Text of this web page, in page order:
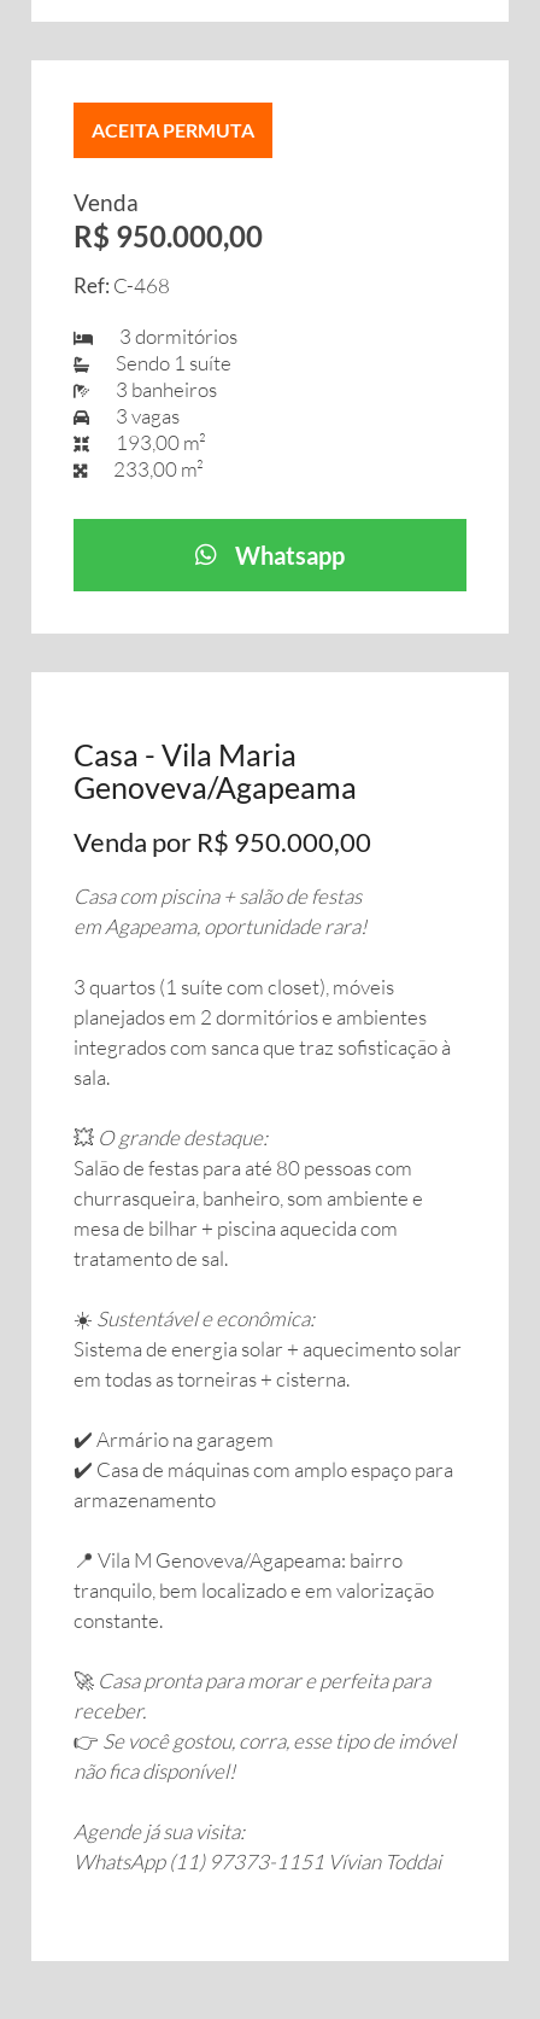
ACEITA PERMUTA
Venda
R$ 950.000,00
Ref: C-468
3 dormitórios
Sendo 1 suíte
3 banheiros
3 vagas
193,00 m²
233,00 m²
Whatsapp
Casa - Vila Maria
Genoveva/Agapeama
Venda por R$ 950.000,00
Casa com piscina + salão de festas
em Agapeama, oportunidade rara!
3 quartos (1 suíte com closet), móveis
planejados em 2 dormitórios e ambientes
integrados com sanca que traz sofisticação à
sala.
💥 O grande destaque:
Salão de festas para até 80 pessoas com
churrasqueira, banheiro, som ambiente e
mesa de bilhar + piscina aquecida com
tratamento de sal.
☀️ Sustentável e econômica:
Sistema de energia solar + aquecimento solar
em todas as torneiras + cisterna.
✔️ Armário na garagem
✔️ Casa de máquinas com amplo espaço para
armazenamento
📍 Vila M Genoveva/Agapeama: bairro
tranquilo, bem localizado e em valorização
constante.
🚀 Casa pronta para morar e perfeita para
receber.
👉 Se você gostou, corra, esse tipo de imóvel
não fica disponível!
Agende já sua visita:
WhatsApp (11) 97373-1151 Vívian Toddai